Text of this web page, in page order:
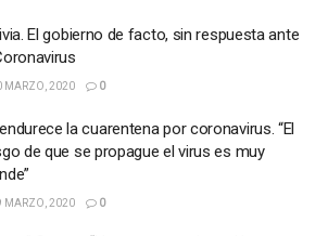
El gobierno de facto, sin respuesta ante
MARZO, 2020 0
la cuarentena por coronavirus. “El
de que se propague el virus es muy
MARZO, 2020 0